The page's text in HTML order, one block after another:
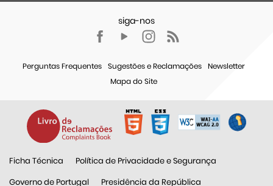
Perguntas Frequentes Sugestões e Reclamações
Newsletter
Mapa do Site
Ficha Técnica
Política de Privacidade e Segurança
Governo de Portugal
Presidência da República